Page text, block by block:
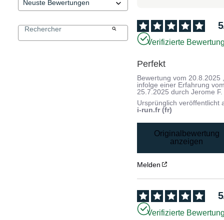
5
Verifizierte
Perfekt
Bewertung vom 20.8.2025
infolge einer Erfahrung
25.7.2025 durchJerome F.
Ursprünglich veröffentlicht
i-run.fr (fr)
Originalbewertung
anzeigen
Melden
5
Verifizierte